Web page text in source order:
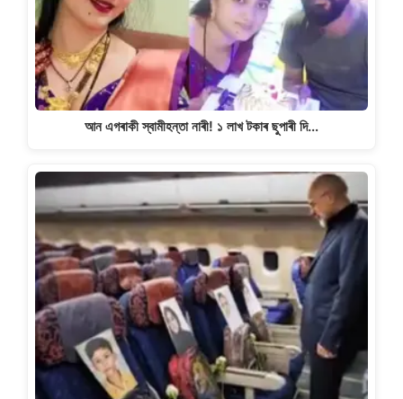
আন এগৰাকী স্বামীহন্তা নাৰী! ১ লাখ টকাৰ ছুপাৰী দি…